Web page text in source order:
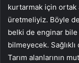
kurtarmak için ortak
üretmeliyiz. Böyle
belki de enginar bile
bilmeyecek.
Tarım alanlarının